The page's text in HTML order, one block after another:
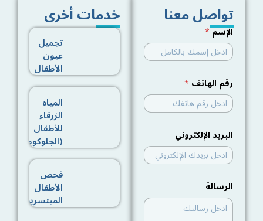
تواصل معنا
الإسم*
ل
ه
ا
ت
ا
ل
إ
ل
ت
ر
و
رقم الهاتف *
البريد الإلكتروني
الرسالة
خدمات أخرى
تجميل
عيون
الأطفال
المياه
الزرقاء
للأطفال
(الجلوكوما)
فحص
الأطفال
المبتسرين